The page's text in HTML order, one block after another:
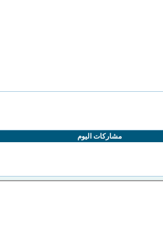
مشاركات اليوم